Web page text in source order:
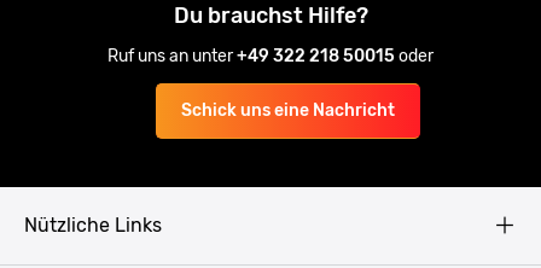
Du brauchst Hilfe?
Ruf uns an unter+49 322 218 50015oder
Schick uns eine Nachricht
Nützliche Links